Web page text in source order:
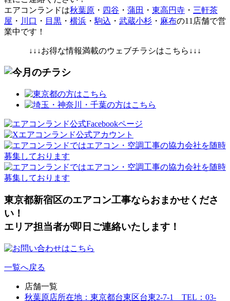
エアコンランドは秋葉原 ・ 四谷 ・ 蒲田 ・ 東高円寺 ・ 三軒茶
屋 ・ 川口 ・ 目黒 ・ 横浜 ・ 駒込 ・ 武蔵小杉 ・ 麻布の11店舗で営
業中です！
↓↓↓お得な情報満載のウェブチラシはこちら↓↓↓
東京都新宿区のエアコン工事ならおまかせくださ
い！
エリア担当者が即日ご連絡いたします！
一覧へ戻る
店舗一覧
秋葉原店所在地：東京都台東区台東2-7-1 TEL：03-